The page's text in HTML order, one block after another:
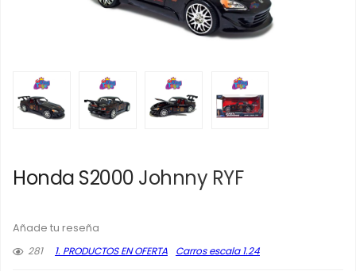
Honda S2000 Johnny RYF
Añade tu reseña
281
1. PRODUCTOS EN OFERTA Carros escala 1.24